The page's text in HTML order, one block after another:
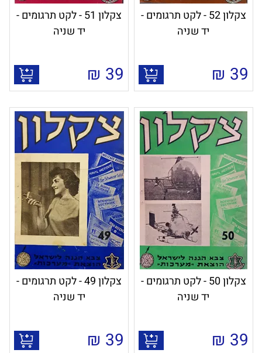
צקלון 52 - לקט תרגומים -
יד שניה
39
₪
צקלון 51 - לקט תרגומים -
יד שניה
39
₪
צקלון 50 - לקט תרגומים -
יד שניה
39
₪
צקלון 49 - לקט תרגומים -
יד שניה
39
₪